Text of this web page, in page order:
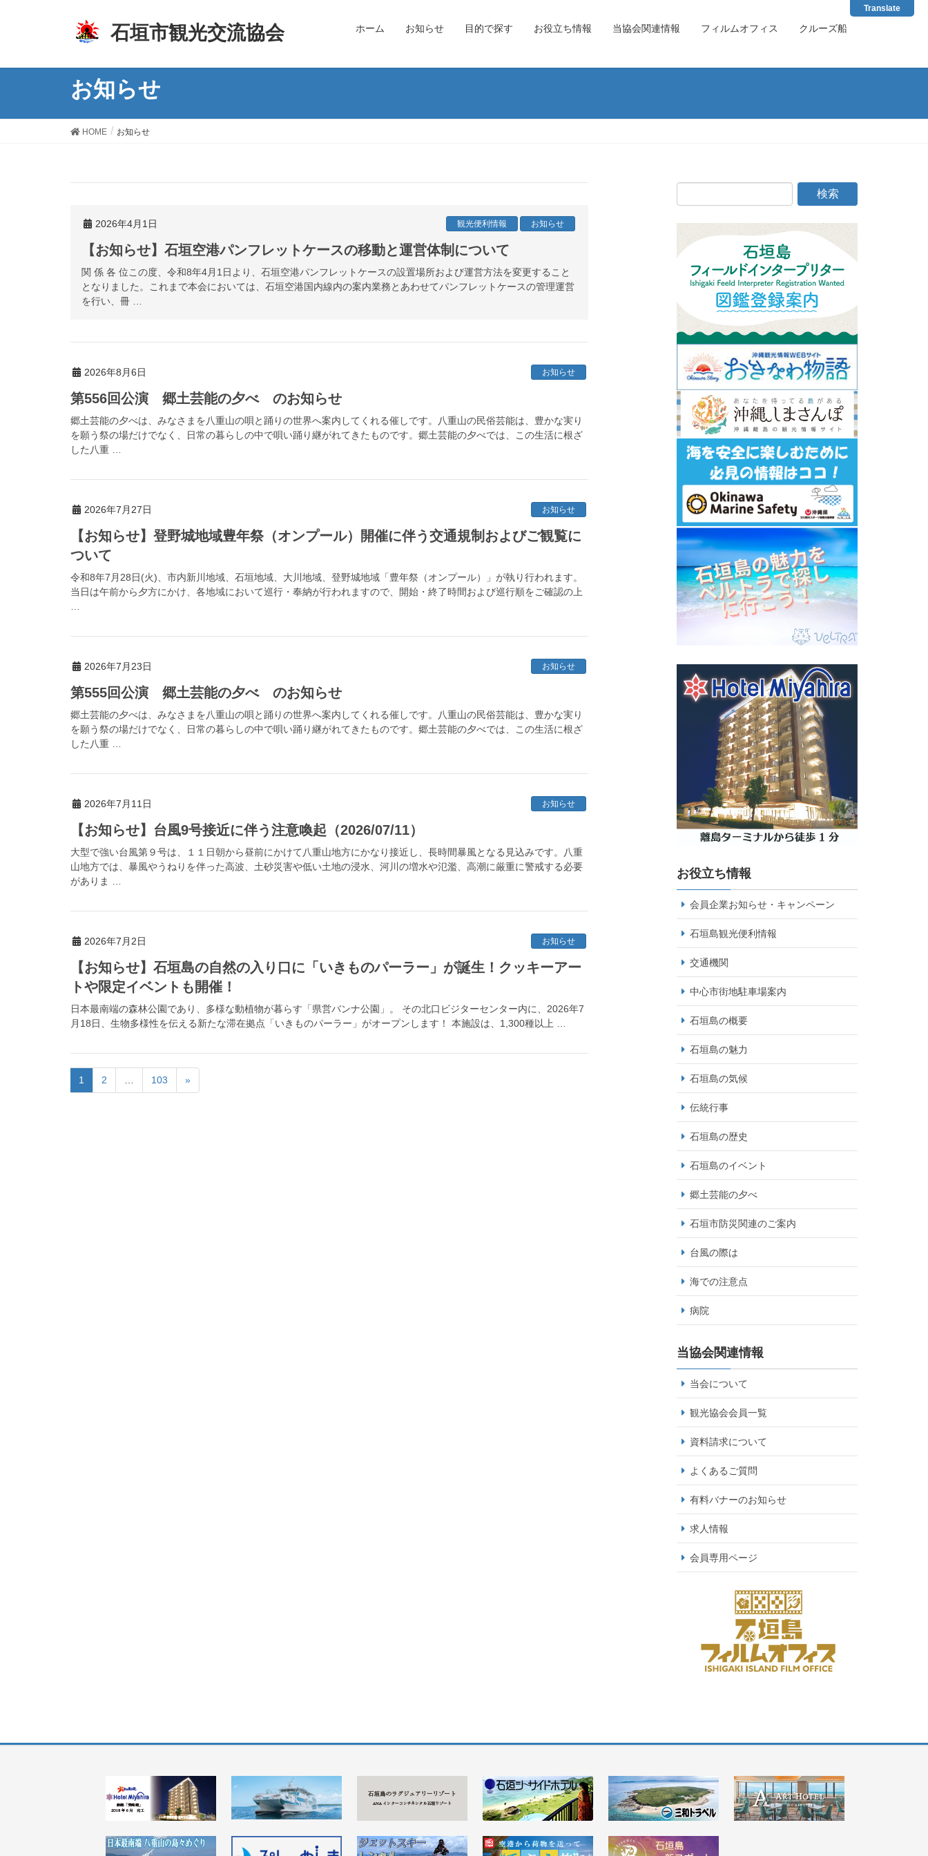
石垣市観光交流協会 ホーム お知らせ 目的で探す お役立ち情報 当協会関連情報 フィルムオフィス クルーズ船
お知らせ
HOME お知らせ
2026年4月1日 お知らせ
観光便利情報
【お知らせ】石垣空港パンフレットケースの移動と運営体制について
関 係 各 位この度、令和8年4月1日より、石垣空港パンフレットケースの設置場所および運営方法を変更すること
となりました。これまで本会においては、石垣空港国内線内の案内業務とあわせてパンフレットケースの管理運営
を行い、冊 …
2026年8月6日 お知らせ
第556回公演 郷土芸能の夕べ のお知らせ
郷土芸能の夕べは、みなさまを八重山の唄と踊りの世界へ案内してくれる催しです。八重山の民俗芸能は、豊かな実り
を願う祭の場だけでなく、日常の暮らしの中で唄い踊り継がれてきたものです。郷土芸能の夕べでは、この生活に根ざ
した八重 …
2026年7月27日 お知らせ
【お知らせ】登野城地域豊年祭（オンプール）開催に伴う交通規制およびご観覧に
ついて
令和8年7月28日(火)、市内新川地域、石垣地域、大川地域、登野城地域「豊年祭（オンプール）」が執り行われます。
当日は午前から夕方にかけ、各地域において巡行・奉納が行われますので、開始・終了時間および巡行順をご確認の上
2026年7月23日 お知らせ
第555回公演 郷土芸能の夕べ のお知らせ
郷土芸能の夕べは、みなさまを八重山の唄と踊りの世界へ案内してくれる催しです。八重山の民俗芸能は、豊かな実り
を願う祭の場だけでなく、日常の暮らしの中で唄い踊り継がれてきたものです。郷土芸能の夕べでは、この生活に根ざ
した八重 …
2026年7月11日 お知らせ
【お知らせ】台風9号接近に伴う注意喚起（2026/07/11）
大型で強い台風第９号は、１１日朝から昼前にかけて八重山地方にかなり接近し、長時間暴風となる見込みです。八重
山地方では、暴風やうねりを伴った高波、土砂災害や低い土地の浸水、河川の増水や氾濫、高潮に厳重に警戒する必要
がありま …
2026年7月2日 お知らせ
【お知らせ】石垣島の自然の入り口に「いきものパーラー」が誕生！クッキーアー
トや限定イベントも開催！
日本最南端の森林公園であり、多様な動植物が暮らす「県営バンナ公園」。 その北口ビジターセンター内に、2026年7
月18日、生物多様性を伝える新たな滞在拠点「いきものパーラー」がオープンします！ 本施設は、1,300種以上 …
1 2 103 »
お役立ち情報
会員企業お知らせ・キャンペーン
石垣島観光便利情報
交通機関
中心市街地駐車場案内
石垣島の概要
石垣島の魅力
石垣島の気候
伝統行事
石垣島の歴史
石垣島のイベント
郷土芸能の夕べ
石垣市防災関連のご案内
台風の際は
海での注意点
病院
当協会関連情報
当会について
観光協会会員一覧
資料請求について
よくあるご質問
有料バナーのお知らせ
求人情報
会員専用ページ
Translate